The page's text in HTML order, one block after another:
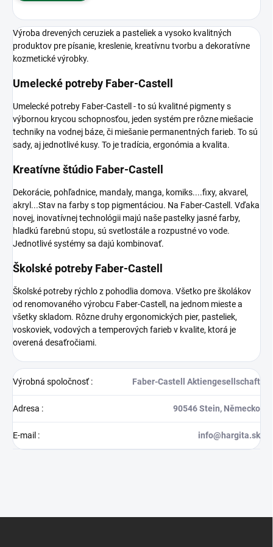
Výroba drevených ceruziek a pasteliek a vysoko kvalitných
produktov pre písanie, kreslenie, kreatívnu tvorbu a dekoratívne
kozmetické výrobky.
Umelecké potreby Faber-Castell
Umelecké potreby Faber-Castell‍ - to sú kvalitné pigmenty s
výbornou krycou schopnosťou, jeden systém pre rôzne miešacie
techniky na vodnej báze, či miešanie permanentných farieb. To sú
sady, aj jednotlivé kusy. To je tradícia, ergonómia a kvalita.
Kreatívne štúdio Faber-Castell
Dekorácie, pohľadnice, mandaly, manga, komiks....fixy, akvarel,
akryl...Stav na farby s top pigmentáciou. Na Faber-Castell. Vďaka
novej, inovatívnej technológii majú naše pastelky jasné farby,
hladkú farebnú stopu, sú svetlostále a rozpustné vo vode.
Jednotlivé systémy sa dajú kombinovať.
Školské potreby Faber-Castell
Školské potreby rýchlo z pohodlia domova. Všetko pre školákov
od renomovaného výrobcu Faber-Castell, na jednom mieste a
všetky skladom. Rôzne druhy ergonomických pier, pasteliek,
voskoviek, vodových a temperových farieb v kvalite, ktorá je
overená desaťročiami.
Výrobná spoločnosť: Faber-Castell Aktiengesellschaft
Adresa : 90546 Stein, Německo
E-mail : info@hargita.sk